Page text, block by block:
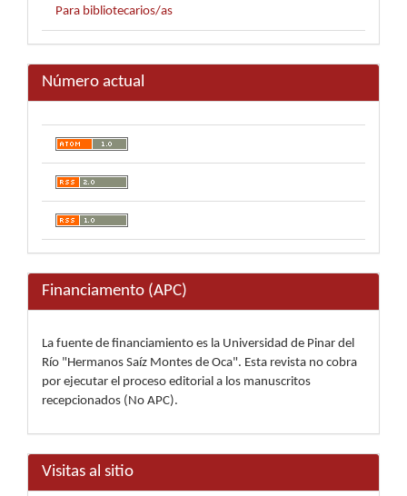
Para bibliotecarios/as
Número actual
Financiamento (APC)
La fuente de financiamiento es la Universidad de Pinar del
Río "Hermanos Saíz Montes de Oca". Esta revista no cobra
por ejecutar el proceso editorial a los manuscritos
recepcionados (No APC).
Visitas al sitio